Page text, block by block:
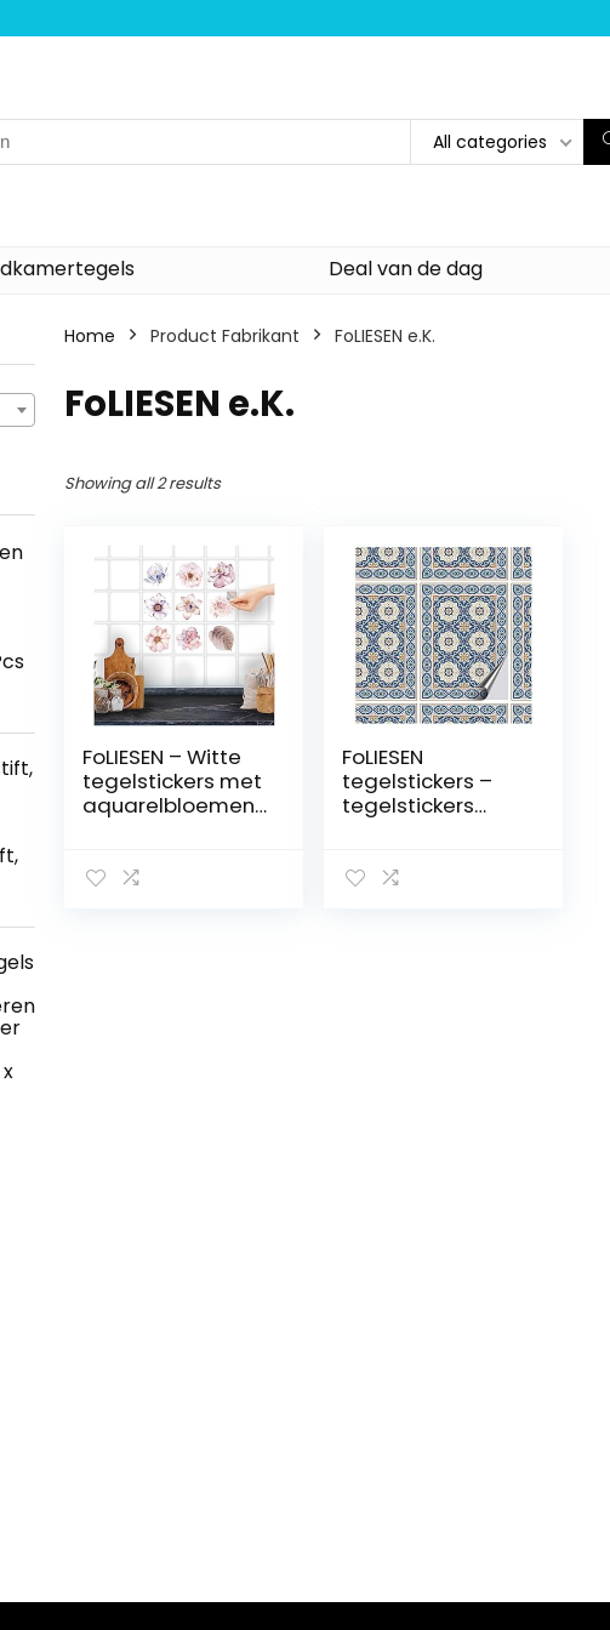
All categories
Deal van de dag
Home Product Fabrikant ‎FoLIESEN e.K.
‎FoLIESEN e.K.
Showing all 2 results
FoLIESEN – Witte
tegelstickers met
aquarelbloemen
badkamer –
FoLIESEN
tegelstickers –
tegelstickers
keuken –